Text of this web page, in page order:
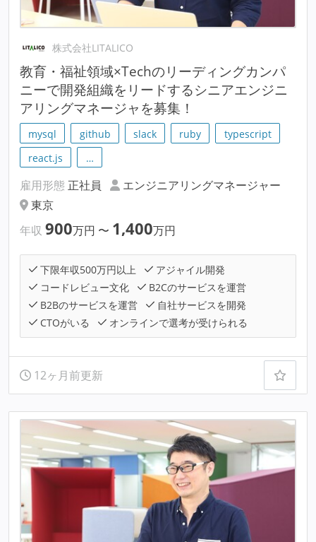
株式会社LITALICO
教育・福祉領域×Techのリーディングカンパ
ニーで開発組織をリードするシニアエンジニ
アリングマネージャを募集！
mysql github slack ruby
typescript
react.js
…
雇用形態 正社員
エンジニアリングマネージャー
東京
年収 900万円 〜 1,400万円
下限年収500万円以上
アジャイル開発
コードレビュー文化
B2Cのサービスを運営
B2Bのサービスを運営
自社サービスを開発
CTOがいる
オンラインで選考が受けられる
12ヶ月前更新